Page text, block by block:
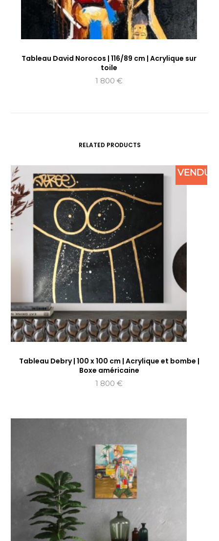
Tableau David Norocos | 116/89 cm | Acrylique sur
toile
1 800€
RELATED PRODUCTS
VENDU
Tableau Debry | 100 x 100 cm | Acrylique et bombe |
Boxe américaine
1 800€